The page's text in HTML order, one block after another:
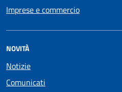
Imprese e commercio
NOVITÀ
Notizie
Comunicati